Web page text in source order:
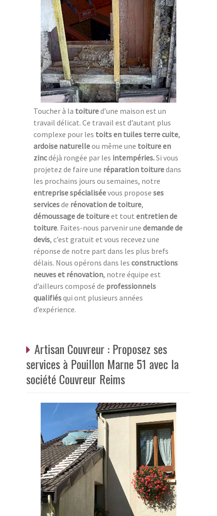
Toucher à la toitured’une maison est un
travail délicat. Ce travail est d’autant plus
complexe pour les toits en tuiles terre cuite,
ardoise naturelleou même une toiture en
zincdéjà rongée par les intempéries.Si vous
projetez de faire une réparation toituredans
les prochains jours ou semaines, notre
entreprise spécialiséevous propose ses
servicesde rénovation de toiture,
démoussage de toitureet tout entretien de
toiture. Faites-nous parvenir une demande de
devis, c’est gratuit et vous recevez une
réponse de notre part dans les plus brefs
délais. Nous opérons dans les constructions
neuves et rénovation, notre équipe est
d’ailleurs composé de professionnels
qualifiésqui ont plusieurs années
d’expérience.
Artisan Couvreur : Proposez ses
services à Pouillon Marne 51 avec la
société Couvreur Reims